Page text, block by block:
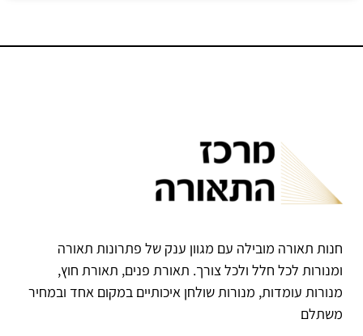
חנות תאורה מובילה עם מגוון ענק של פתרונות תאורה
ומנורות לכל חלל ולכל צורך. תאורת פנים, תאורת חוץ,
מנורות עומדות, מנורות שולחן איכותיים במקום אחד ובמחיר
משתלם